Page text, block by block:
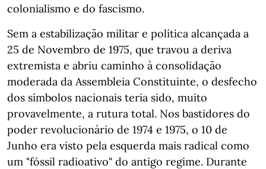
colonialismo e do fascismo.
Sem a estabilização militar e política alcançada a
25 de Novembro de 1975, que travou a deriva
extremista e abriu caminho à consolidação
moderada da Assembleia Constituinte, o desfecho
dos símbolos nacionais teria sido, muito
provavelmente, a rutura total. Nos bastidores do
poder revolucionário de 1974 e 1975, o 10 de
Junho era visto pela esquerda mais radical como
um "fóssil radioativo" do antigo regime. Durante